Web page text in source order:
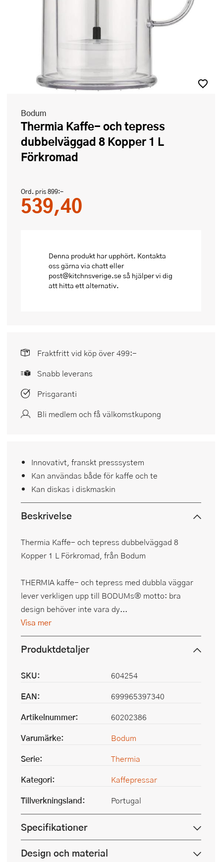
Bodum
Thermia Kaffe- och tepress
dubbelväggad 8 Kopper 1 L
Förkromad
Ord. pris899:-
539,40
Denna produkt har upphört. Kontakta
oss gärna via chatt eller
post@kitchnsverige.se så hjälper vi dig
att hitta ett alternativ.
Fraktfritt vid köp över 499:-
Snabb leverans
Prisgaranti
Bli medlem och få välkomstkupong
Innovativt, franskt presssystem
Kan användas både för kaffe och te
Kan diskas i diskmaskin
Beskrivelse
Thermia Kaffe- och tepress dubbelväggad 8
Kopper 1 L Förkromad, från Bodum
THERMIA kaffe- och tepress med dubbla väggar
lever verkligen upp till BODUMs® motto: bra
design behöver inte vara dy...
Visa mer
Produktdetaljer
SKU:
604254
EAN:
699965397340
Artikelnummer:
60202386
Varumärke:
Bodum
Serie:
Thermia
Kategori:
Kaffepressar
Tillverkningsland:
Portugal
Specifikationer
Design och material